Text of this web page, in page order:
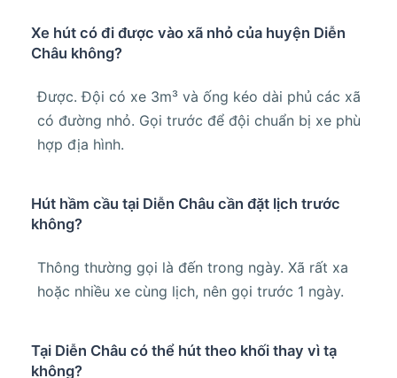
Xe hút có đi được vào xã nhỏ của huyện Diễn
Châu không?
Được. Đội có xe 3m³ và ống kéo dài phủ các xã
có đường nhỏ. Gọi trước để đội chuẩn bị xe phù
hợp địa hình.
Hút hầm cầu tại Diễn Châu cần đặt lịch trước
không?
Thông thường gọi là đến trong ngày. Xã rất xa
hoặc nhiều xe cùng lịch, nên gọi trước 1 ngày.
Tại Diễn Châu có thể hút theo khối thay vì tạ
không?